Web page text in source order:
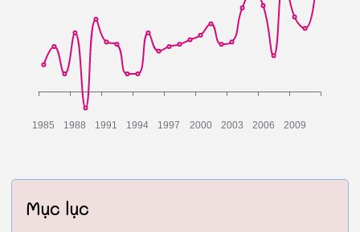
Mục lục